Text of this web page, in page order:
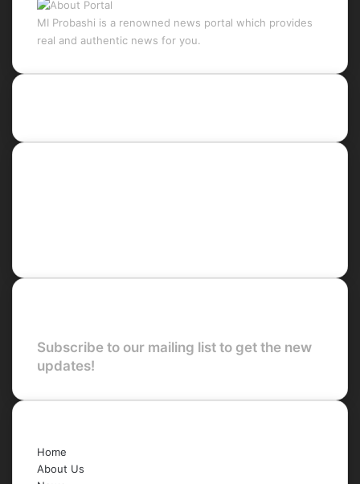
MI Probashi is a renowned news portal which provides
real and authentic news for you.
Subscribe to our mailing list to get the new
updates!
Home
About Us